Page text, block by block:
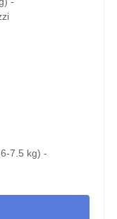
7.5 kg) -